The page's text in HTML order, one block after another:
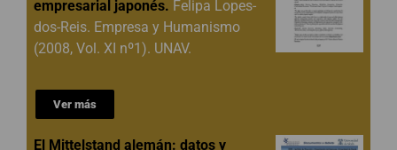
empresarial japonés. Felipa Lopes-
dos-Reis. Empresa y Humanismo
(2008, Vol. XI nº1). UNAV.
Ver más
El Mittelstand alemán: datos y